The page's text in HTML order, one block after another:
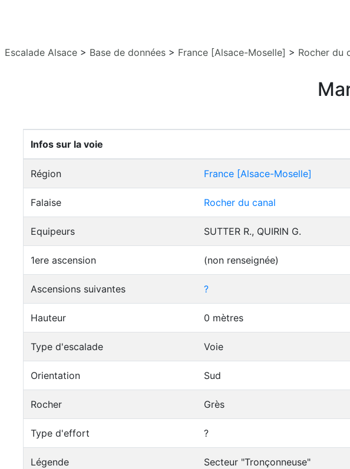
Escalade Alsace > Base de données > France [Alsace-Moselle] > Rocher du
Infos sur la voie
Région France [Alsace-Moselle]
Falaise Rocher du canal
Equipeurs SUTTER R., QUIRIN G.
1ere ascension (non renseignée)
Ascensions suivantes ?
Hauteur 0 mètres
Type d'escalade Voie
Orientation Sud
Rocher Grès
Type d'effort ?
Légende Secteur "Tronçonneuse"